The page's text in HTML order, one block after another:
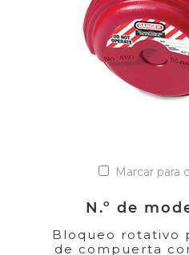
Marcar para
N.º de
Bloqueo rotativo
de compuerta